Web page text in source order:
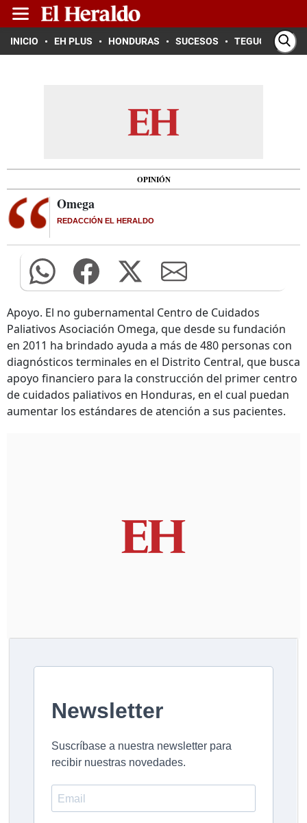
INICIO EH PLUS HONDURAS SUCESOS TEGUCIGALPA
OPINIÓN
Omega
REDACCIÓN EL HERALDO
Apoyo. El no gubernamental Centro de Cuidados
Paliativos Asociación Omega, que desde su fundación
en 2011 ha brindado ayuda a más de 480 personas con
diagnósticos terminales en el Distrito Central, que busca
apoyo financiero para la construcción del primer centro
de cuidados paliativos en Honduras, en el cual puedan
aumentar los estándares de atención a sus pacientes.